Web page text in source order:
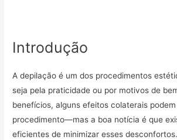
Introdução
A depilação é um dos procedimentos
seja pela praticidade ou por motivos de
benefícios, alguns efeitos colaterais
procedimento—mas a boa notícia é que
eficientes de minimizar esses